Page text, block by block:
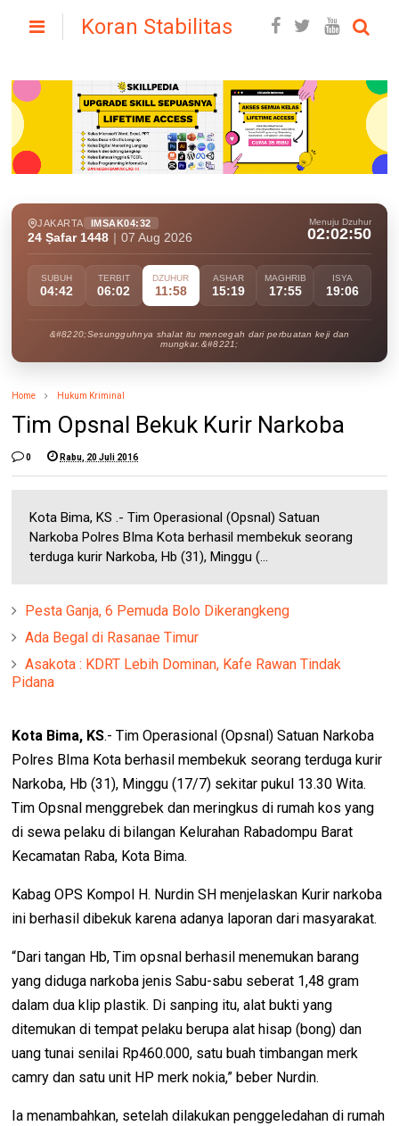
Koran Stabilitas
JAKARTA IMSAK04:32
24 Ṣafar 1448 07 Aug 2026
Menuju Dzuhur
02:02:49
SUBUH
04:42
TERBIT
06:02
DZUHUR
11:58
ASHAR
15:19
MAGHRIB
17:55
ISYA
19:06
&#8220;Sesungguhnya shalat itu mencegah dari perbuatan keji dan
mungkar.&#8221;
Home Hukum Kriminal
Tim Opsnal Bekuk Kurir Narkoba
0 Rabu, 20 Juli 2016
Kota Bima, KS .- Tim Operasional (Opsnal) Satuan
Narkoba Polres BIma Kota berhasil membekuk seorang
terduga kurir Narkoba, Hb (31), Minggu (...
Pesta Ganja, 6 Pemuda Bolo Dikerangkeng
Ada Begal di Rasanae Timur
Asakota : KDRT Lebih Dominan, Kafe Rawan Tindak
Pidana
Kota Bima, KS.- Tim Operasional (Opsnal) Satuan Narkoba
Polres BIma Kota berhasil membekuk seorang terduga kurir
Narkoba, Hb (31), Minggu (17/7) sekitar pukul 13.30 Wita.
Tim Opsnal menggrebek dan meringkus di rumah kos yang
di sewa pelaku di bilangan Kelurahan Rabadompu Barat
Kecamatan Raba, Kota Bima.
Kabag OPS Kompol H. Nurdin SH menjelaskan Kurir narkoba
ini berhasil dibekuk karena adanya laporan dari masyarakat.
“Dari tangan Hb, Tim opsnal berhasil menemukan barang
yang diduga narkoba jenis Sabu-sabu seberat 1,48 gram
dalam dua klip plastik. Di sanping itu, alat bukti yang
ditemukan di tempat pelaku berupa alat hisap (bong) dan
uang tunai senilai Rp460.000, satu buah timbangan merk
camry dan satu unit HP merk nokia,” beber Nurdin.
Ia menambahkan, setelah dilakukan penggeledahan di rumah